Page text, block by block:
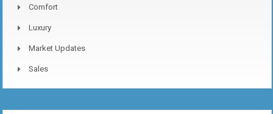
Comfort
Luxury
Market Updates
Sales